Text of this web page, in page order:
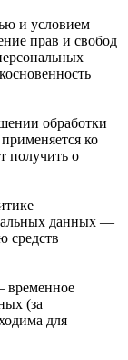
и условием
прав и свобод
обработки
ко
получить о
данных —
средств
временное
(за
для